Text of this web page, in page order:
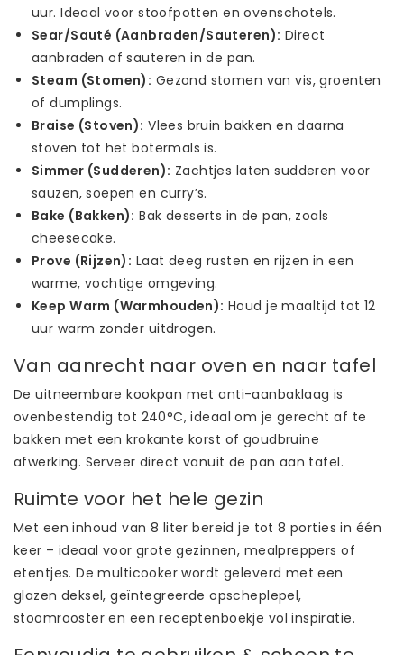
uur. Ideaal voor stoofpotten en ovenschotels.
Sear/Sauté (Aanbraden/Sauteren): Direct
aanbraden of sauteren in de pan.
Steam (Stomen): Gezond stomen van vis, groenten
of dumplings.
Braise (Stoven): Vlees bruin bakken en daarna
stoven tot het botermals is.
Simmer (Sudderen): Zachtjes laten sudderen voor
sauzen, soepen en curry’s.
Bake (Bakken): Bak desserts in de pan, zoals
cheesecake.
Prove (Rijzen): Laat deeg rusten en rijzen in een
warme, vochtige omgeving.
Keep Warm (Warmhouden): Houd je maaltijd tot 12
uur warm zonder uitdrogen.
Van aanrecht naar oven en naar tafel
De uitneembare kookpan met anti-aanbaklaag is
ovenbestendig tot 240°C, ideaal om je gerecht af te
bakken met een krokante korst of goudbruine
afwerking. Serveer direct vanuit de pan aan tafel.
Ruimte voor het hele gezin
Met een inhoud van 8 liter bereid je tot 8 porties in één
keer – ideaal voor grote gezinnen, mealpreppers of
etentjes. De multicooker wordt geleverd met een
glazen deksel, geïntegreerde opscheplepel,
stoomrooster en een receptenboekje vol inspiratie.